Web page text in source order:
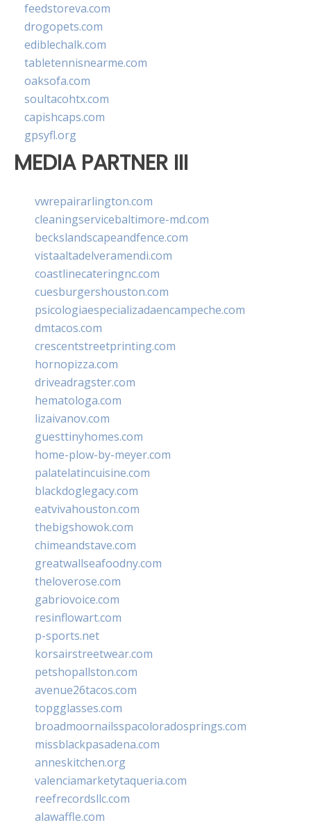
feedstoreva.com
drogopets.com
ediblechalk.com
tabletennisnearme.com
oaksofa.com
soultacohtx.com
capishcaps.com
gpsyfl.org
MEDIA PARTNER III
vwrepairarlington.com
cleaningservicebaltimore-md.com
beckslandscapeandfence.com
vistaaltadelveramendi.com
coastlinecateringnc.com
cuesburgershouston.com
psicologiaespecializadaencampeche.com
dmtacos.com
crescentstreetprinting.com
hornopizza.com
driveadragster.com
hematologa.com
lizaivanov.com
guesttinyhomes.com
home-plow-by-meyer.com
palatelatincuisine.com
blackdoglegacy.com
eatvivahouston.com
thebigshowok.com
chimeandstave.com
greatwallseafoodny.com
theloverose.com
gabriovoice.com
resinflowart.com
p-sports.net
korsairstreetwear.com
petshopallston.com
avenue26tacos.com
topgglasses.com
broadmoornailsspacoloradosprings.com
missblackpasadena.com
anneskitchen.org
valenciamarketytaqueria.com
reefrecordsllc.com
alawaffle.com